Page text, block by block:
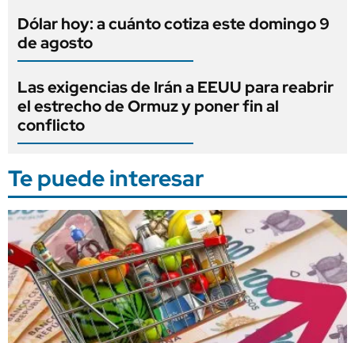
Dólar hoy: a cuánto cotiza este domingo 9
de agosto
Las exigencias de Irán a EEUU para reabrir
el estrecho de Ormuz y poner fin al
conflicto
Te puede interesar